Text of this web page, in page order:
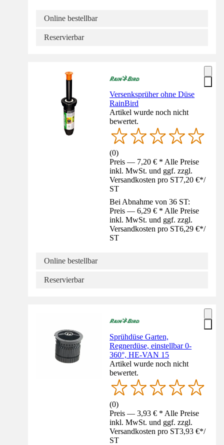
Online bestellbar
Reservierbar
Versenksprüher ohne Düse
RainBird
Artikel wurde noch nicht
bewertet.
(0)
Preis — 7,20 € * Alle Preise
inkl. MwSt. und ggf. zzgl.
Versandkosten pro ST7,20 €*/
ST
Bei Abnahme von 36 ST:
Preis — 6,29 € * Alle Preise
inkl. MwSt. und ggf. zzgl.
Versandkosten pro ST6,29 €*/
ST
Online bestellbar
Reservierbar
Sprühdüse Garten,
Regnerdüse, einstellbar 0-
360°, HE-VAN 15
Artikel wurde noch nicht
bewertet.
(0)
Preis — 3,93 € * Alle Preise
inkl. MwSt. und ggf. zzgl.
Versandkosten pro ST3,93 €*/
ST